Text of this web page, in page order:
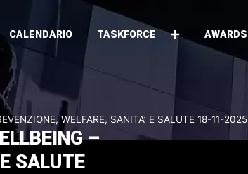
CALENDARIO TASKFORCE AWARDS
WELFARE, SANITA’ E SALUTE 18-11-2025
–
SALUTE